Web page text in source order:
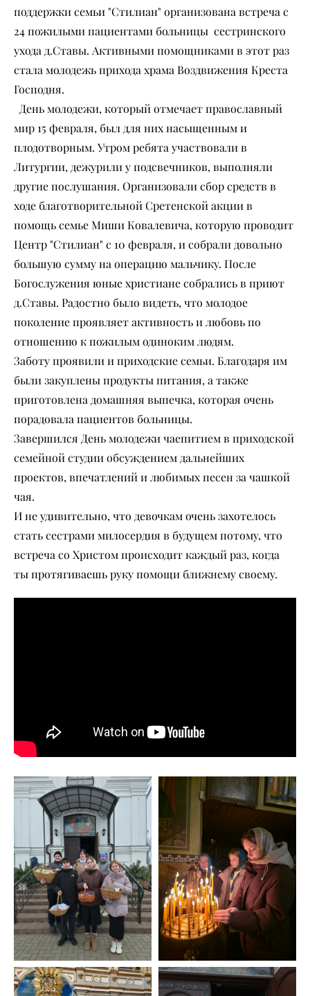
поддержки семьи "Стилиан" организована встреча с
24 пожилыми пациентами больницы сестринского
ухода д.Ставы. Активными помощниками в этот раз
стала молодежь прихода храма Воздвижения Креста
Господня.
День молодежи, который отмечает православный
мир 15 февраля, был для них насыщенным и
плодотворным. Утром ребята участвовали в
Литургии, дежурили у подсвечников, выполняли
другие послушания. Организовали сбор средств в
ходе благотворительной Сретенской акции в
помощь семье Миши Ковалевича, которую проводит
Центр "Стилиан" с 10 февраля, и собрали довольно
большую сумму на операцию мальчику. После
Богослужения юные христиане собрались в приют
д.Ставы. Радостно было видеть, что молодое
поколение проявляет активность и любовь по
отношению к пожилым одиноким людям.
Заботу проявили и приходские семьи. Благодаря им
были закуплены продукты питания, а также
приготовлена домашняя выпечка, которая очень
порадовала пациентов больницы.
Завершился День молодежи чаепитием в приходской
семейной студии обсуждением дальнейших
проектов, впечатлений и любимых песен за чашкой
чая.
И не удивительно, что девочкам очень захотелось
стать сестрами милосердия в будущем потому, что
встреча со Христом происходит каждый раз, когда
ты протягиваешь руку помощи ближнему своему.